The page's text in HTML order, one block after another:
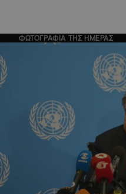
ΦΩΤΟΓΡΑΦΙΑ ΤΗΣ ΗΜΕΡΑΣ